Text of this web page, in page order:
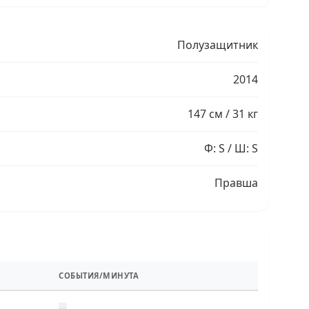
Полузащитник
2014
147 см / 31 кг
Ф: S / Ш: S
Правша
СОБЫТИЯ/МИНУТА